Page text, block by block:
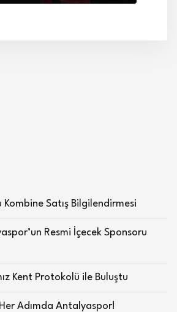
Satış Bilgilendirmesi
Resmi İçecek Sponsoru
Kent Protokolü ile Buluştu
Adımda Antalyaspor!